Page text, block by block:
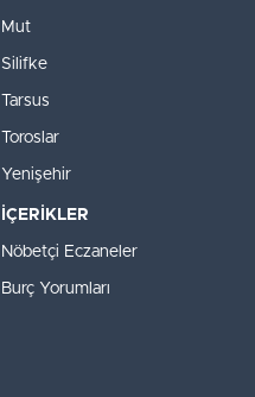
Mut
Silifke
Tarsus
Toroslar
Yenişehir
İÇERİKLER
Nöbetçi Eczaneler
Burç Yorumları